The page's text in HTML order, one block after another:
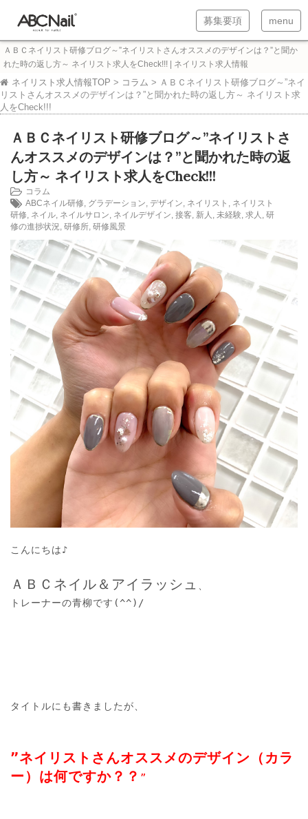
T
o
g
g
a
t
i
o
n
募集要項
T
o
g
l
n
a
i
i
n
menu
ＡＢＣネイリスト研修ブログ～”ネイリストさんオススメのデザインは？”と聞か
れた時の返し方～ ネイリスト求人をCheck!!! | ネイリスト求人情報
ネイリスト求人情報TOP > コラム > ＡＢＣネイリスト研修ブログ～”ネイ
リストさんオススメのデザインは？”と聞かれた時の返し方～ ネイリスト求
人をCheck!!!
ＡＢＣネイリスト研修ブログ～”ネイリストさ
んオススメのデザインは？”と聞かれた時の返
し方～ ネイリスト求人をCheck!!!
コラム
ABCネイル研修, グラデーション, デザイン, ネイリスト , ネイリスト
研修, ネイル, ネイルサロン, ネイルデザイン, 接客, 新人 , 未経験, 求人 , 研
修の進捗状況, 研修所, 研修風景
こんにちは♪
ＡＢＣネイル＆アイラッシュ
トレーナーの青柳です(^^)/
タイトルにも書きましたが、
”ネイリストさんオススメのデザイン（カラ
ー）は何ですか？？ ”